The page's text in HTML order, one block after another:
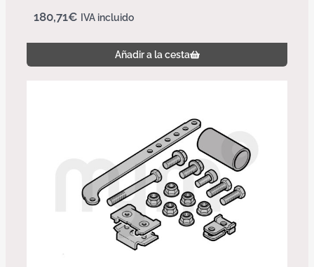
180,71€ IVA incluido
Añadir a la cesta